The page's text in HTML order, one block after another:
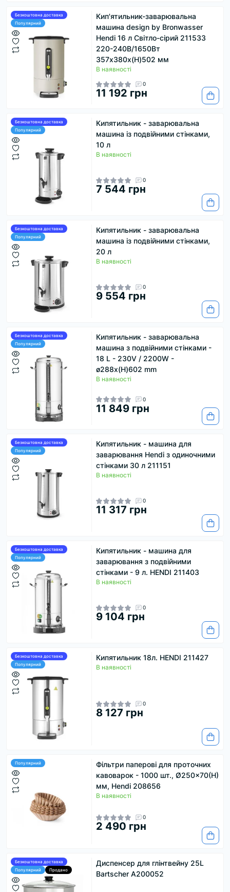
Безкоштовна доставка
Популярний
Кип'ятильник-заварювальна
машина design by Bronwasser
Hendi 16 л Світло-сірий 211533
220-240В/1650Вт
357x380x(H)502 мм
В наявності
0
11 192 грн
Безкоштовна доставка
Популярний
Кипятильник - заварювальна
машина із подвійними стінками,
10 л
В наявності
0
7 544 грн
Безкоштовна доставка
Популярний
Кипятильник - заварювальна
машина із подвійними стінками,
20 л
В наявності
0
9 554 грн
Безкоштовна доставка
Популярний
Кипятильник - заварювальна
машина з подвійними стінками -
18 L - 230V / 2200W -
ø288x(H)602 mm
В наявності
0
11 849 грн
Безкоштовна доставка
Популярний
Кипятильник - машина для
заварювання Hendi з одиночними
стінками 30 л 211151
В наявності
0
11 317 грн
Безкоштовна доставка
Популярний
Кипятильник - машина для
заварювання з подвійними
стінками - 9 л. HENDI 211403
В наявності
0
9 104 грн
Безкоштовна доставка
Популярний
Кипятильник 18л. HENDI 211427
В наявності
0
8 127 грн
Популярний
Фільтри паперові для проточних
кавоварок - 1000 шт., Ø250x70(H)
мм, Hendi 208656
В наявності
0
2 490 грн
Безкоштовна доставка
Популярний
Продано
Диспенсер для глінтвейну 25L
Bartscher А200052